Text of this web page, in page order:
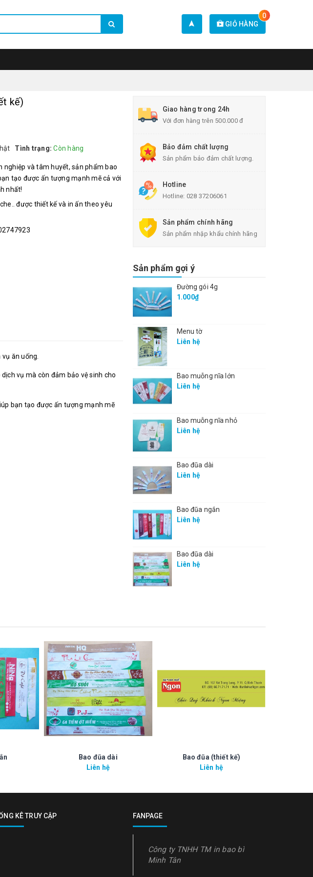
GIỎ HÀNG
0
kế)
Tình trạng: Còn hàng
nghiệp và tâm huyết, sản phẩm bao
tạo được ấn tượng mạnh mẽ cả với
nhất!
được thiết kế và in ấn theo yêu
ăn uống.
vụ mà còn đảm bảo vệ sinh cho
bạn tạo được ấn tượng mạnh mẽ
Giao hàng trong 24h
Với đơn hàng trên 500.000 đ
Bảo đảm chất lượng
Sản phẩm bảo đảm chất lượng.
Hotline
Hotline: 028 37206061
Sản phẩm chính hãng
Sản phẩm nhập khẩu chính hãng
Sản phẩm gợi ý
Đường gói 4g
1.000₫
Menu tờ
Liên hệ
Bao muỗng nĩa lớn
Liên hệ
Bao muỗng nĩa nhỏ
Liên hệ
Bao đũa dài
Liên hệ
Bao đũa ngắn
Liên hệ
Bao đũa dài
Liên hệ
Bao đũa dài
Liên hệ
Bao đũa (thiết kế)
Liên hệ
KÊ TRUY CẬP FANPAGE
Công ty TNHH TM in bao bì
Minh Tân